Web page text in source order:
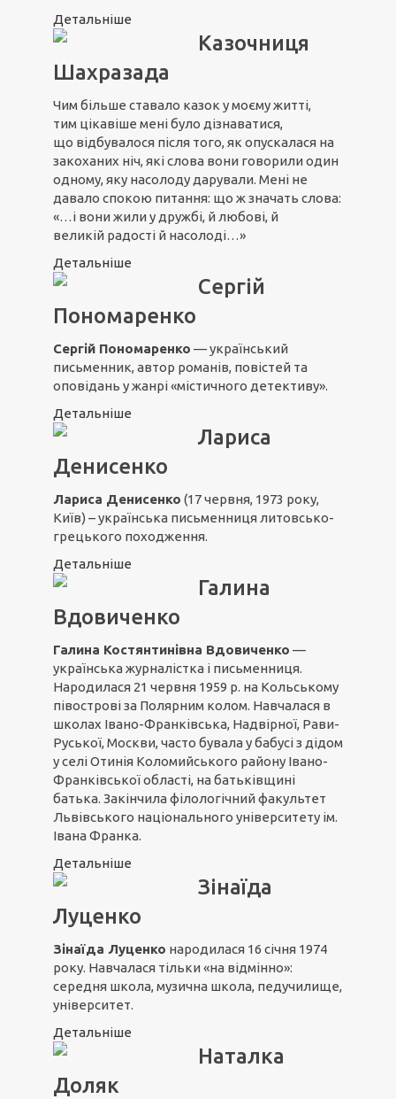
Детальніше
Казочниця
Шахразада
Чим більше ставало казок у моєму житті,
тим цікавіше мені було дізнаватися,
що відбувалося після того, як опускалася на
закоханих ніч, які слова вони говорили один
одному, яку насолоду дарували. Мені не
давало спокою питання: що ж значать слова:
«…і вони жили у дружбі, й любові, й
великій радості й насолоді…»
Детальніше
Сергій
Пономаренко
Сергій Пономаренко — український
письменник, автор романів, повістей та
оповідань у жанрі «містичного детективу».
Детальніше
Лариса
Денисенко
Лариса Денисенко (17 червня, 1973 року,
Київ) – українська письменниця литовсько-
грецького походження.
Детальніше
Галина
Вдовиченко
Галина Костянтинівна Вдовиченко —
українська журналістка і письменниця.
Народилася 21 червня 1959 р. на Кольському
півострові за Полярним колом. Навчалася в
школах Івано-Франківська, Надвірної, Рави-
Руської, Москви, часто бувала у бабусі з дідом
у селі Отинія Коломийського району Івано-
Франківської області, на батьківщині
батька. Закінчила філологічний факультет
Львівського національного університету ім.
Івана Франка.
Детальніше
Зінаїда
Луценко
Зінаїда Луценко народилася 16 січня 1974
року. Навчалася тільки «на відмінно»:
середня школа, музична школа, педучилище,
університет.
Детальніше
Наталка
Доляк